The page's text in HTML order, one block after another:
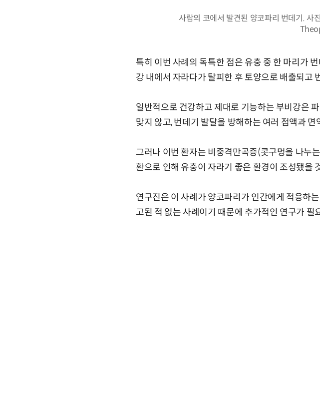
사람의 코에서 발견된 양코파리 번데기.
특히 이번 사례의 독특한 점은 유충 중 한 마리가
강 내에서 자라다가 탈피한 후 토양으로 배출되고
일반적으로 건강하고 제대로 기능하는 부비강은
맞지 않고, 번데기 발달을 방해하는 여러 점액과
그러나 이번 환자는 비중격만곡증(콧구멍을 나누
환으로 인해 유충이 자라기 좋은 환경이 조성됐을
연구진은 이 사례가 양코파리가 인간에게 적응하
고된 적 없는 사례이기 때문에 추가적인 연구가 필